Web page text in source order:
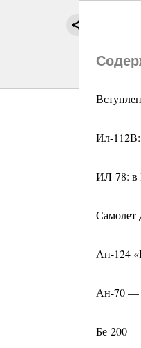
Ил-112В:
ИЛ-78: в
Самолет
Ан-124
Ан-70 —
Бе-200 —